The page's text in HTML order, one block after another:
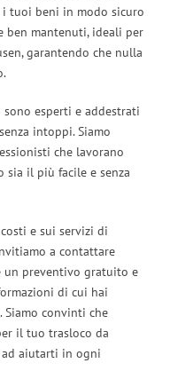
tuoi beni in modo sicuro
ben mantenuti, ideali per
garantendo che nulla
esperti e addestrati
intoppi. Siamo
che lavorano
sia il più facile e senza
e sui servizi di
a contattare
un preventivo gratuito e
di cui hai
convinti che
il tuo trasloco da
ad aiutarti in ogni